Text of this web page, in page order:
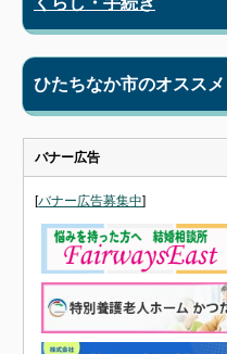
ひたちなか市のオススメ
バナー広告
[バナー広告募集中]